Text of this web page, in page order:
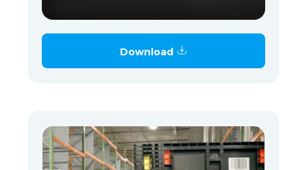
Download